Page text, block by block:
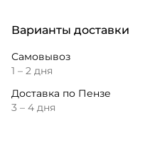
Варианты доставки
Самовывоз
1 – 2 дня
Доставка по Пензе
3 – 4 дня